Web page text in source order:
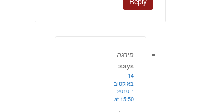
פירגה
says:
14
באוקטוב
ר 2010
at 15:50